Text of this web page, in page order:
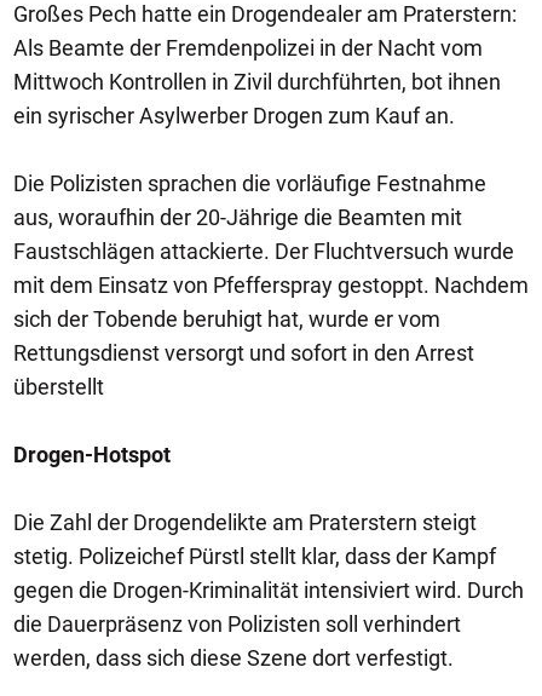
Großes Pech hatte ein Drogendealer am Praterstern:
Als Beamte der Fremdenpolizei in der Nacht vom
Mittwoch Kontrollen in Zivil durchführten, bot ihnen
ein syrischer Asylwerber Drogen zum Kauf an.
Die Polizisten sprachen die vorläufige Festnahme
aus, woraufhin der 20-Jährige die Beamten mit
Faustschlägen attackierte. Der Fluchtversuch wurde
mit dem Einsatz von Pfefferspray gestoppt. Nachdem
sich der Tobende beruhigt hat, wurde er vom
Rettungsdienst versorgt und sofort in den Arrest
überstellt
Drogen-Hotspot
Die Zahl der Drogendelikte am Praterstern steigt
stetig. Polizeichef Pürstl stellt klar, dass der Kampf
gegen die Drogen-Kriminalität intensiviert wird. Durch
die Dauerpräsenz von Polizisten soll verhindert
werden, dass sich diese Szene dort verfestigt.